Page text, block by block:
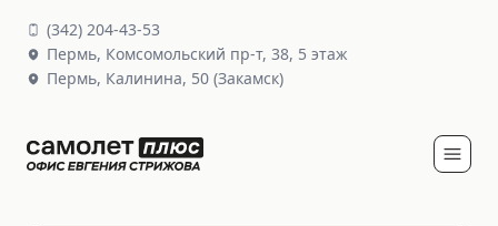
(342) 204-43-53
Пермь, Комсомольский пр-т, 38, 5 этаж
Пермь, Калинина, 50 (Закамск)